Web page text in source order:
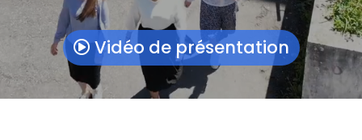
Vidéo de présentation